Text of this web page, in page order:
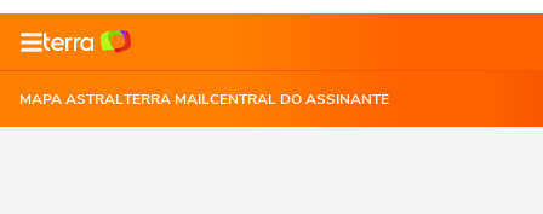
MAPA ASTRALTERRA MAILCENTRAL DO ASSINANTE